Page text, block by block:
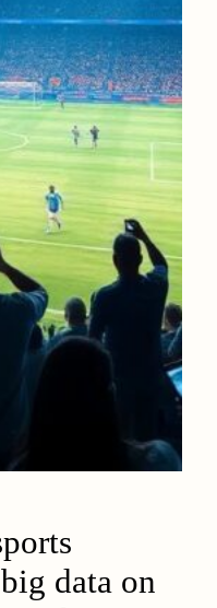
data on